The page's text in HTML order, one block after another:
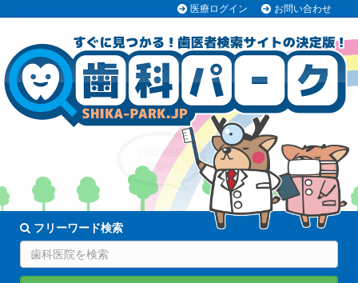
医療ログイン お問い合わせ
70038医院
登録中!
フリーワード検索